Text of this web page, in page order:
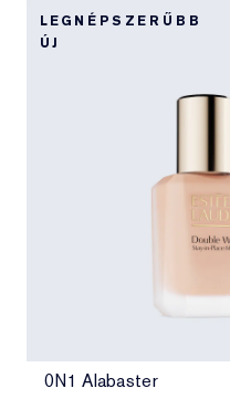
LEGNÉPSZERŰBB
ÚJ
0N1 Alabaster